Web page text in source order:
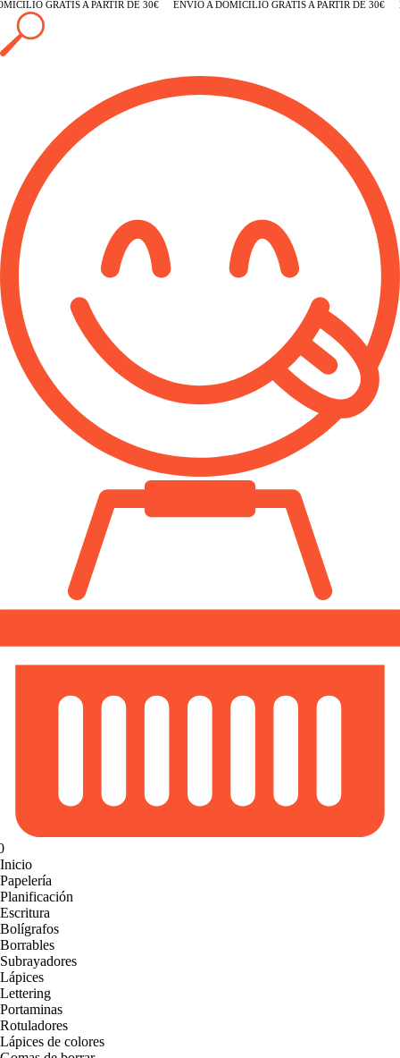
GRATIS A PARTIR DE 30€ ENVÍO A DOMICILIO GRATIS A PARTIR DE 30€
Inicio
Papelería
Planificación
Escritura
Bolígrafos
Borrables
Subrayadores
Lápices
Lettering
Portaminas
Rotuladores
Lápices de colores